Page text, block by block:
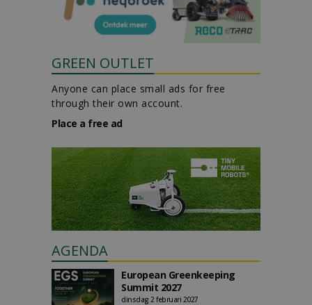
GREEN OUTLET
Anyone can place small ads for free
through their own account.
Place a free ad
AGENDA
European Greenkeeping
Summit 2027
dinsdag 2 februari 2027